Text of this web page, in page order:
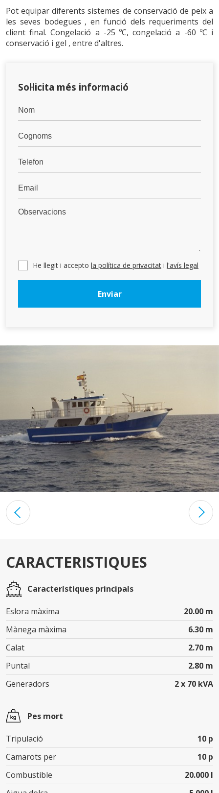
Pot equipar diferents sistemes de conservació de peix a
les seves bodegues , en funció dels requeriments del
client final. Congelació a -25 ºC, congelació a -60 ºC i
conservació i gel , entre d'altres.
Sol·licita més informació
He llegit i accepto la política de privacitat i l'avís legal
Enviar
CARACTERISTIQUES
Característiques principals
Eslora màxima
20.00 m
Mànega màxima
6.30 m
Calat
2.70 m
Puntal
2.80 m
Generadors
2 x 70 kVA
Pes mort
Tripulació
10 p
Camarots per
10 p
Combustible
20.000 l
Analítiques i personalització
Permeten fer el seguiment i l'anàlisi del comportament
funció de l'anàlisi de les dades d'ús que fan els usuaris del
servei. Permeten desar la informació de preferència de
una millor experiència a través de productes recomanats.
Marketing i publicitat
informació sobre les preferències i les eleccions personals
de l'usuari a través de l'observació continuada dels seus
hàbits de navegació. Gràcies a elles, podem conèixer els
relacionada amb el perfil de navegació de l'usuari.